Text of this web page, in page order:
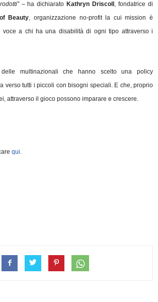
– ha dichiarato Kathryn Driscoll , fondatrice di
Beauty, organizzazione no-profit la cui mission è
a chi ha una disabilità di ogni tipo attraverso i
multinazionali che hanno scelto una policy
verso tutti i piccoli con bisogni speciali. E che, proprio
attraverso il gioco possono imparare e crescere.
qui.